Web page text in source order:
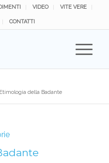
VIDEO VITE VERE
CONTATTI
Etimologia della Badante